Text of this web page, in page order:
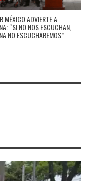
MÉXICO ADVIERTE A
“SI NO NOS ESCUCHAN,
NO ESCUCHAREMOS”